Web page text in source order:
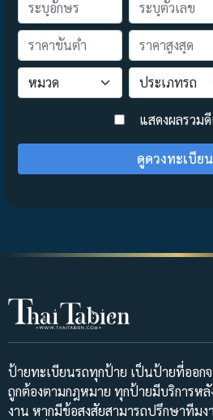
> แสดงผลรวม
ดูดวงทะเบีย
ป้ายทะเบียนรถทุกป้าย เป็นป้ายที่ออกจ
ถูกต้องตามกฎหมาย ทุกป้ายมีบริการหลั
งาน หากมีข้อสงสัยสามารถปรึกษาทีมง